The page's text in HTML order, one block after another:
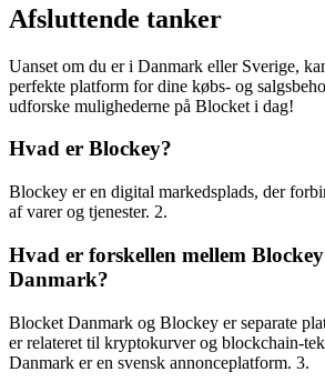
Afsluttende tanker
Uanset om du er i Danmark eller Sverige,
perfekte platform for dine købs- og
udforske mulighederne på Blocket i dag!
Hvad er Blockey?
Blockey er en digital markedsplads, der
af varer og tjenester. 2.
Hvad er forskellen mellem
Danmark?
Blocket Danmark og Blockey er separate
er relateret til kryptokurver og blockchain-
Danmark er en svensk annonceplatform. 3.